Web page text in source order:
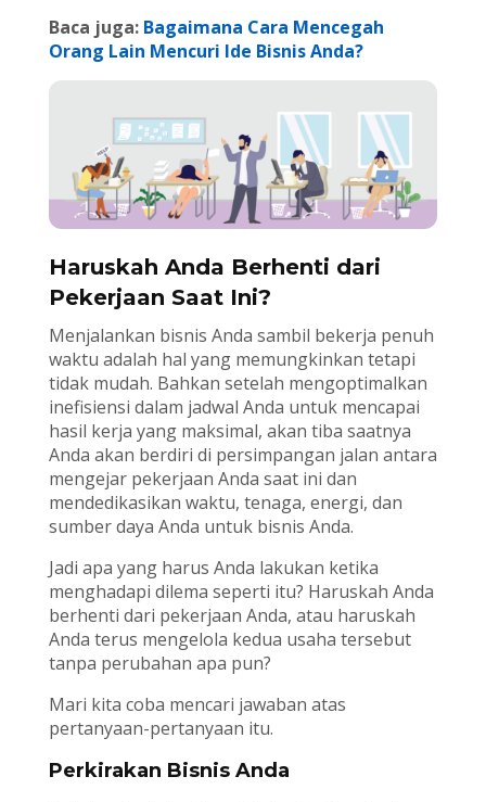
Baca juga: Bagaimana Cara Mencegah
Orang Lain Mencuri Ide Bisnis Anda?
Haruskah Anda Berhenti dari
Pekerjaan Saat Ini?
Menjalankan bisnis Anda sambil bekerja penuh
waktu adalah hal yang memungkinkan tetapi
tidak mudah. Bahkan setelah mengoptimalkan
inefisiensi dalam jadwal Anda untuk mencapai
hasil kerja yang maksimal, akan tiba saatnya
Anda akan berdiri di persimpangan jalan antara
mengejar pekerjaan Anda saat ini dan
mendedikasikan waktu, tenaga, energi, dan
sumber daya Anda untuk bisnis Anda.
Jadi apa yang harus Anda lakukan ketika
menghadapi dilema seperti itu? Haruskah Anda
berhenti dari pekerjaan Anda, atau haruskah
Anda terus mengelola kedua usaha tersebut
tanpa perubahan apa pun?
Mari kita coba mencari jawaban atas
pertanyaan-pertanyaan itu.
Perkirakan Bisnis Anda